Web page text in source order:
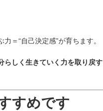
＝“自己決定感”が育ちます。
らしく生きていく力を取り戻す
すめです